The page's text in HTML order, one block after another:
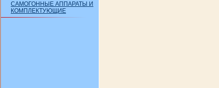
САМОГОННЫЕ АППАРАТЫ И
КОМПЛЕКТУЮЩИЕ